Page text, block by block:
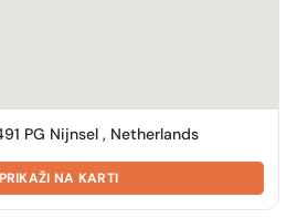
PG Nijnsel , Netherlands
PRIKAŽI NA KARTI